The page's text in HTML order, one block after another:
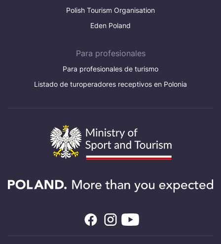
Polish Tourism Organisation
Eden Poland
Para profesionales
Para profesionales de turismo
Listado de turoperadores receptivos en Polonia